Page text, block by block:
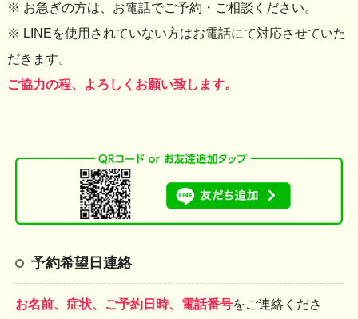
※ お急ぎの方は、お電話でご予約・ご相談ください。
※ LINEを使用されていない方はお電話にて対応させていた
だきます。
ご協力の程、よろしくお願い致します。
予約希望日連絡
お名前、症状、ご予約日時、電話番号をご連絡くださ